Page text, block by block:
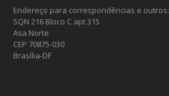
Endereço para correspondências e outros:
SQN 216 Bloco C apt 315
Asa Norte
CEP 70875-030
Brasília-DF